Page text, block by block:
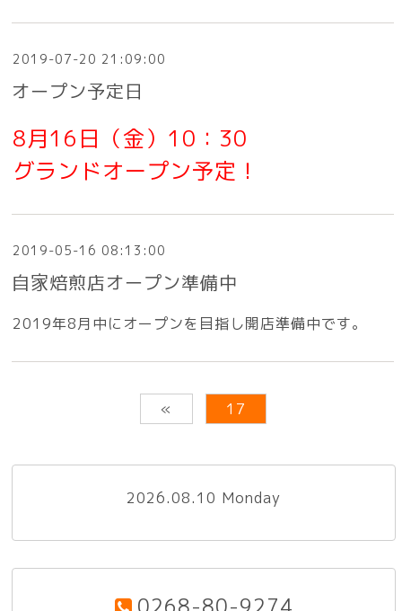
2019-07-20 21:09:00
オープン予定日
8月16日（金）10：30
グランドオープン予定！
2019-05-16 08:13:00
自家焙煎店オープン準備中
2019年8月中にオープンを目指し開店準備中です。
« 17
2026.08.10 Monday